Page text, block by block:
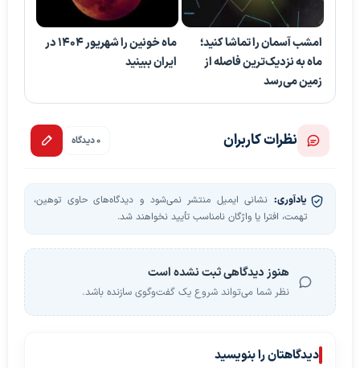
امشب آسمان را تماشا کنید؛
ماه به نزدیک‌ترین فاصله از
زمین می‌رسد
ماه خونین را شهریور ۱۴۰۴ در
ایران ببینید
نظرات کاربران 0 دیدگاه
یادآوری: نشانی ایمیل منتشر نمی‌شود و دیدگاه‌های حاوی توهین،
تهمت، افترا یا واژگان نامناسب تأیید نخواهند شد.
هنوز دیدگاهی ثبت نشده است
نظر شما می‌تواند شروع یک گفت‌وگوی سازنده باشد.
دیدگاهتان را بنویسید